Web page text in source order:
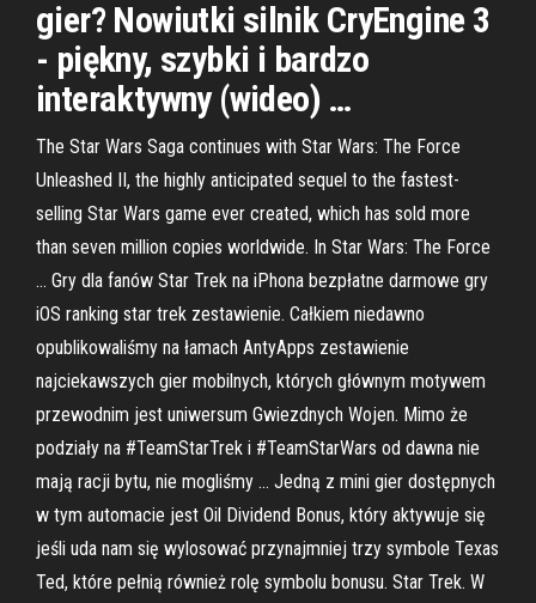
gier? Nowiutki silnik CryEngine 3
- piękny, szybki i bardzo
interaktywny (wideo) …
The Star Wars Saga continues with Star Wars: The Force
Unleashed II, the highly anticipated sequel to the fastest-
selling Star Wars game ever created, which has sold more
than seven million copies worldwide. In Star Wars: The Force
… Gry dla fanów Star Trek na iPhona bezpłatne darmowe gry
iOS ranking star trek zestawienie. Całkiem niedawno
opublikowaliśmy na łamach AntyApps zestawienie
najciekawszych gier mobilnych, których głównym motywem
przewodnim jest uniwersum Gwiezdnych Wojen. Mimo że
podziały na #TeamStarTrek i #TeamStarWars od dawna nie
mają racji bytu, nie mogliśmy … Jedną z mini gier dostępnych
w tym automacie jest Oil Dividend Bonus, który aktywuje się
jeśli uda nam się wylosować przynajmniej trzy symbole Texas
Ted, które pełnią również rolę symbolu bonusu. Star Trek. W